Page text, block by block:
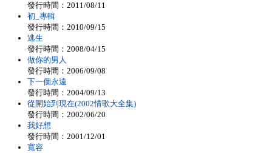
發行時間：2011/08/11
初_專輯
發行時間：2010/09/15
逃生
發行時間：2008/04/15
做你的男人
發行時間：2006/09/08
下一個永遠
發行時間：2004/09/13
從開始到現在(2002情歌大全集)
發行時間：2002/06/20
我好想
發行時間：2001/12/01
寬容